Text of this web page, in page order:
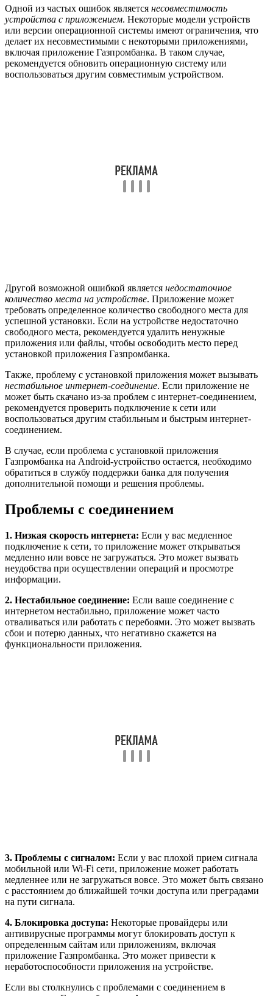
Одной из частых ошибок является несовместимость
устройства с приложением. Некоторые модели устройств
или версии операционной системы имеют ограничения, что
делает их несовместимыми с некоторыми приложениями,
включая приложение Газпромбанка. В таком случае,
рекомендуется обновить операционную систему или
воспользоваться другим совместимым устройством.
Другой возможной ошибкой является недостаточное
количество места на устройстве. Приложение может
требовать определенное количество свободного места для
успешной установки. Если на устройстве недостаточно
свободного места, рекомендуется удалить ненужные
приложения или файлы, чтобы освободить место перед
установкой приложения Газпромбанка.
Также, проблему с установкой приложения может вызывать
нестабильное интернет-соединение. Если приложение не
может быть скачано из-за проблем с интернет-соединением,
рекомендуется проверить подключение к сети или
воспользоваться другим стабильным и быстрым интернет-
соединением.
В случае, если проблема с установкой приложения
Газпромбанка на Android-устройство остается, необходимо
обратиться в службу поддержки банка для получения
дополнительной помощи и решения проблемы.
Проблемы с соединением
1. Низкая скорость интернета: Если у вас медленное
подключение к сети, то приложение может открываться
медленно или вовсе не загружаться. Это может вызвать
неудобства при осуществлении операций и просмотре
информации.
2. Нестабильное соединение: Если ваше соединение с
интернетом нестабильно, приложение может часто
отваливаться или работать с перебоями. Это может вызвать
сбои и потерю данных, что негативно скажется на
функциональности приложения.
3. Проблемы с сигналом: Если у вас плохой прием сигнала
мобильной или Wi-Fi сети, приложение может работать
медленнее или не загружаться вовсе. Это может быть связано
с расстоянием до ближайшей точки доступа или преградами
на пути сигнала.
4. Блокировка доступа: Некоторые провайдеры или
антивирусные программы могут блокировать доступ к
определенным сайтам или приложениям, включая
приложение Газпромбанка. Это может привести к
неработоспособности приложения на устройстве.
Если вы столкнулись с проблемами с соединением в